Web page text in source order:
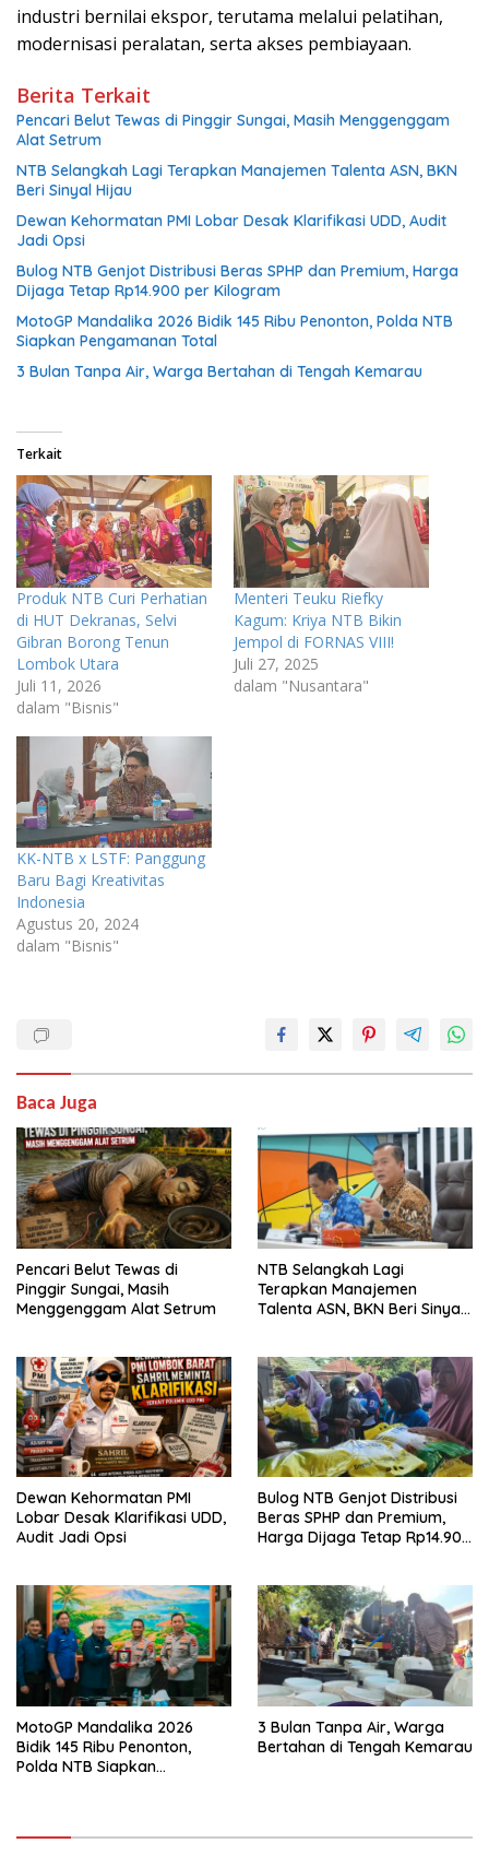
industri bernilai ekspor, terutama melalui pelatihan,
modernisasi peralatan, serta akses pembiayaan.
Berita Terkait
Pencari Belut Tewas di Pinggir Sungai, Masih Menggenggam
Alat Setrum
NTB Selangkah Lagi Terapkan Manajemen Talenta ASN, BKN
Beri Sinyal Hijau
Dewan Kehormatan PMI Lobar Desak Klarifikasi UDD, Audit
Jadi Opsi
Bulog NTB Genjot Distribusi Beras SPHP dan Premium, Harga
Dijaga Tetap Rp14.900 per Kilogram
MotoGP Mandalika 2026 Bidik 145 Ribu Penonton, Polda NTB
Siapkan Pengamanan Total
3 Bulan Tanpa Air, Warga Bertahan di Tengah Kemarau
Terkait
Produk NTB Curi Perhatian
di HUT Dekranas, Selvi
Gibran Borong Tenun
Lombok Utara
Juli 11, 2026
dalam "Bisnis"
Menteri Teuku Riefky
Kagum: Kriya NTB Bikin
Jempol di FORNAS VIII!
Juli 27, 2025
dalam "Nusantara"
KK-NTB x LSTF: Panggung
Baru Bagi Kreativitas
Indonesia
Agustus 20, 2024
dalam "Bisnis"
Baca Juga
Pencari Belut Tewas di
Pinggir Sungai, Masih
Menggenggam Alat Setrum
NTB Selangkah Lagi
Terapkan Manajemen
Talenta ASN, BKN Beri Sinyal
Dewan Kehormatan PMI
Lobar Desak Klarifikasi UDD,
Audit Jadi Opsi
Bulog NTB Genjot Distribusi
Beras SPHP dan Premium,
Harga Dijaga Tetap Rp14.900
MotoGP Mandalika 2026
Bidik 145 Ribu Penonton,
Polda NTB Siapkan
3 Bulan Tanpa Air, Warga
Bertahan di Tengah Kemarau